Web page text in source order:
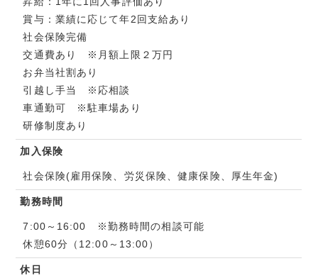
賞与：業績に応じて年2回支給あり
社会保険完備
交通費あり ※月額上限２万円
お弁当社割あり
引越し手当 ※応相談
車通勤可 ※駐車場あり
研修制度あり
加入保険
社会保険(雇用保険、労災保険、健康保険、厚生年金)
勤務時間
7:00～16:00 ※勤務時間の相談可能
休憩60分（12:00～13:00）
休日